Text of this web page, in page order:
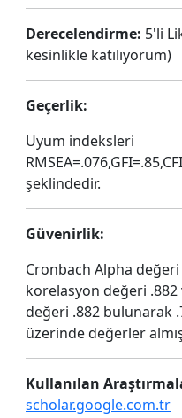
Derecelendirme: 5'li
kesinlikle katılıyorum)
Geçerlik:
Uyum indeksleri
şeklindedir.
Güvenirlik:
Cronbach Alpha
korelasyon değeri
değeri .882 bulunarak
üzerinde değerler
Kullanılan
scholar.google.com.tr